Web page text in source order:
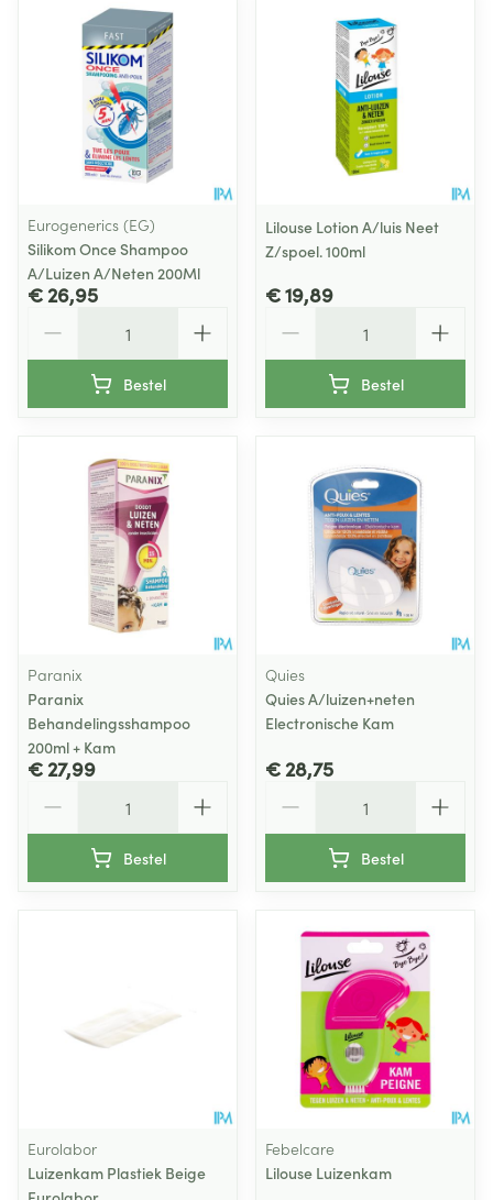
Eurogenerics (EG)
Silikom Once Shampoo
A/Luizen A/Neten 200Ml
€ 26,95
Bestel
Lilouse Lotion A/luis Neet
Z/spoel. 100ml
€ 19,89
Bestel
Paranix
Paranix
Behandelingsshampoo
200ml + Kam
€ 27,99
Bestel
Quies
Quies A/luizen+neten
Electronische Kam
€ 28,75
Bestel
Eurolabor
Luizenkam Plastiek Beige
Febelcare
Lilouse Luizenkam